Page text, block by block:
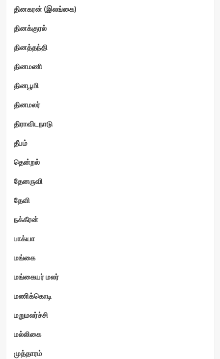
தினகரன் (இலங்கை)
தினக்குரல்
தினத்தந்தி
தினமணி
தினபூமி
தினமலர்
திராவிடநாடு
தீபம்
தென்றல்
தேனருவி
தேவி
நக்கீரன்
பாக்யா
மங்கை
மங்கையர் மலர்
மணிக்கொடி
மறுமலர்ச்சி
மல்லிகை
முத்தாரம்